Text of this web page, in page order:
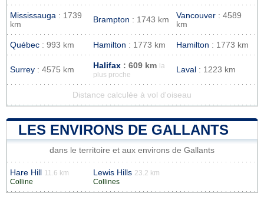
Mississauga : 1739
km
Brampton : 1743 km Vancouver : 4589
km
Québec : 993 km Hamilton : 1773 km Hamilton : 1773 km
Surrey : 4575 km Halifax : 609 km
la
plus proche
Laval : 1223 km
Distance calculée à vol d'oiseau
LES ENVIRONS DE GALLANTS
dans le territoire et aux environs de Gallants
Hare Hill 11.6 km
Colline
Lewis Hills 23.2 km
Collines